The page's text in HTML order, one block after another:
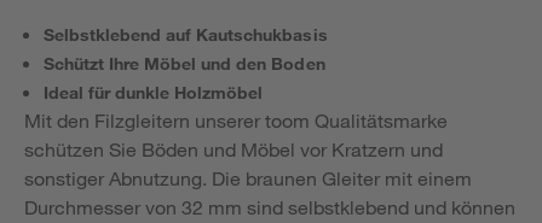
Selbstklebend auf Kautschukbasis
Schützt Ihre Möbel und den Boden
Ideal für dunkle Holzmöbel
Mit den Filzgleitern unserer toom Qualitätsmarke
schützen Sie Böden und Möbel vor Kratzern und
sonstiger Abnutzung. Die braunen Gleiter mit einem
Durchmesser von 32 mm sind selbstklebend und können